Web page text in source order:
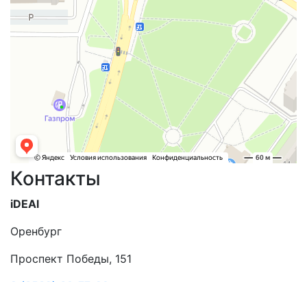
Контакты
iDEAl
Оренбург
Проспект Победы, 151